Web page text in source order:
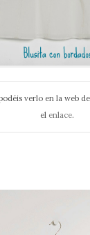
verlo en la web
el enlace.